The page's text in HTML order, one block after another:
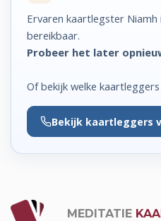
Ervaren kaartlegster
bereikbaar.
Probeer het later
Of bekijk welke
Bekijk kaartleggers
MEDITATIE